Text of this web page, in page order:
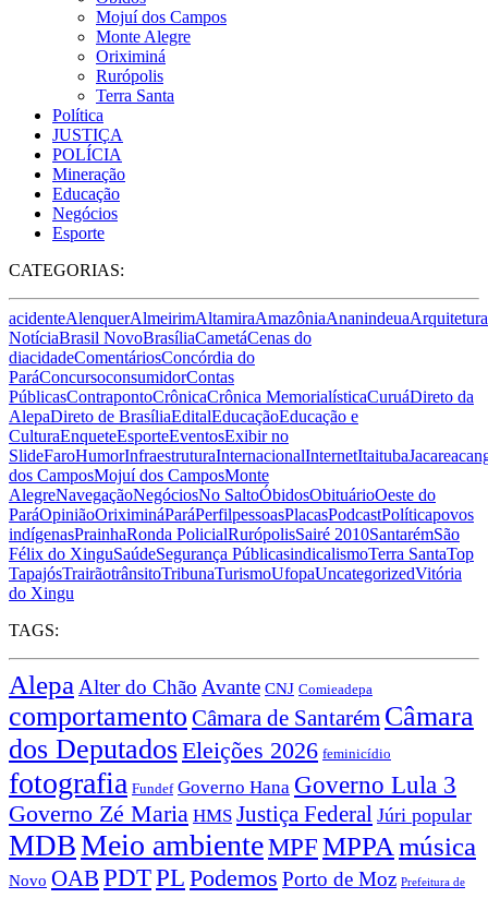
Mojuí dos Campos
Monte Alegre
Oriximiná
Rurópolis
Terra Santa
Política
JUSTIÇA
POLÍCIA
Mineração
Educação
Negócios
Esporte
CATEGORIAS:
acidenteAlenquerAlmeirimAltamiraAmazôniaAnanindeuaArquitetura
NotíciaBrasil NovoBrasíliaCametáCenas do
diacidadeComentáriosConcórdia do
ParáConcursoconsumidorContas
PúblicasContrapontoCrônicaCrônica MemorialísticaCuruáDireto da
AlepaDireto de BrasíliaEditalEducaçãoEducação e
CulturaEnqueteEsporteEventosExibir no
SlideFaroHumorInfraestruturaInternacionalInternetItaituba
dos CamposMojuí dos CamposMonte
AlegreNavegaçãoNegóciosNo SaltoÓbidosObituárioOeste do
ParáOpiniãoOriximináParáPerfilpessoasPlacasPodcastPolíticapovos
indígenasPrainhaRonda PolicialRurópolisSairé 2010SantarémSão
Félix do XinguSaúdeSegurança PúblicasindicalismoTerra SantaTop
TapajósTrairãotrânsitoTribunaTurismoUfopaUncategorizedVitória
do Xingu
TAGS:
Alepa Alter do Chão Avante CNJ Comieadepa
comportamento Câmara de Santarém Câmara
dos DeputadosEleições 2026 feminicídio
fotografia Fundef Governo Hana Governo Lula 3
Governo Zé Maria HMS Justiça Federal Júri popular
MDBMeio ambienteMPFMPPA música
Novo OAB PDTPL Podemos Porto de Moz Prefeitura de